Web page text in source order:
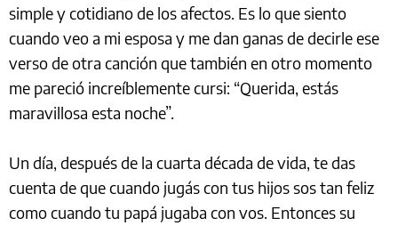
simple y cotidiano de los afectos. Es lo que siento
cuando veo a mi esposa y me dan ganas de decirle ese
verso de otra canción que también en otro momento
me pareció increíblemente cursi: “Querida, estás
maravillosa esta noche”.
Un día, después de la cuarta década de vida, te das
cuenta de que cuando jugás con tus hijos sos tan feliz
como cuando tu papá jugaba con vos. Entonces su